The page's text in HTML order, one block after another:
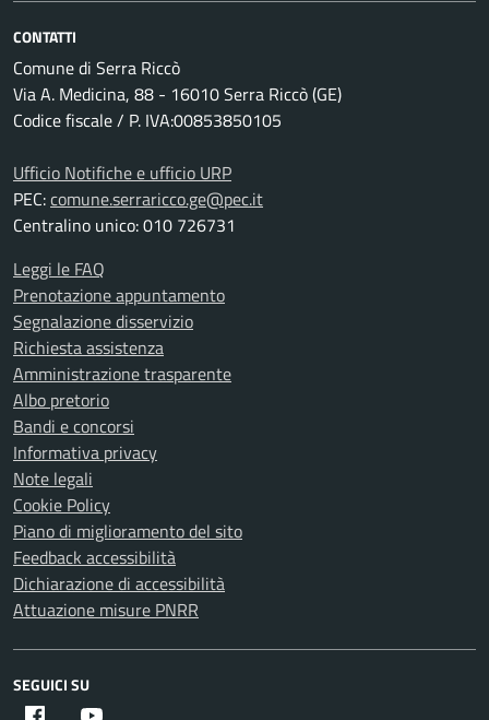
CONTATTI
Comune di Serra Riccò
Via A. Medicina, 88 - 16010 Serra Riccò (GE)
Codice fiscale / P. IVA:00853850105
Ufficio Notifiche e ufficio URP
PEC:comune.serraricco.ge@pec.it
Centralino unico: 010 726731
Leggi le FAQ
Prenotazione appuntamento
Segnalazione disservizio
Richiesta assistenza
Amministrazione trasparente
Albo pretorio
Bandi e concorsi
Informativa privacy
Note legali
Cookie Policy
Piano di miglioramento del sito
Feedback accessibilità
Dichiarazione di accessibilità
Attuazione misure PNRR
SEGUICI SU
Facebook